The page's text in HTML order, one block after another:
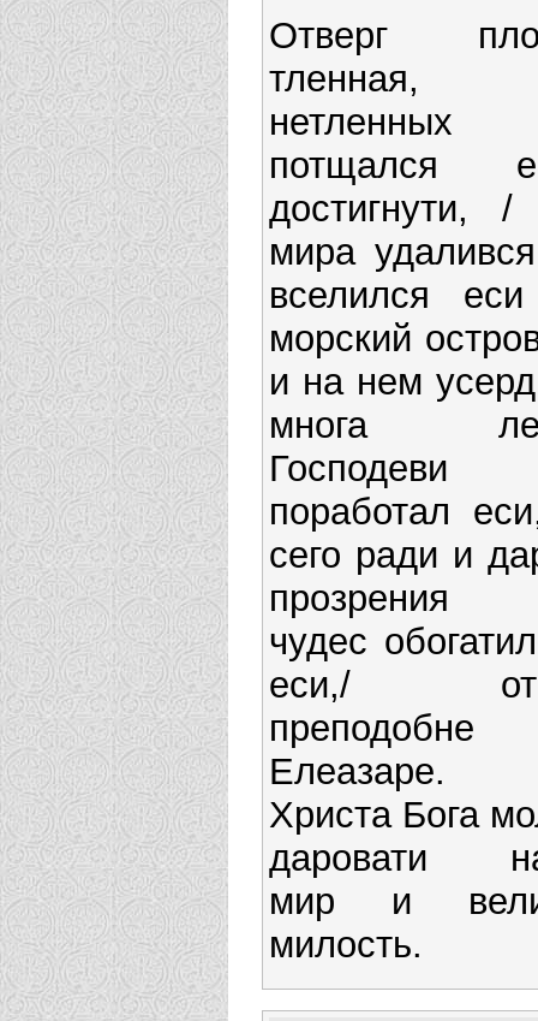
Отверг
нетленных
потщался
достигнути,
мира
вселился
морский
и на нем
многа
Господеви
поработал
сего ради и
чудес
еси,/
преподобне
Христа Бога
даровати
мир и
милость.